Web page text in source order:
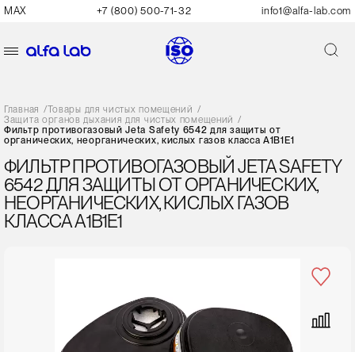
MAX +7 (800) 500-71-32 info1@alfa-lab.com
Главная /Товары для чистых помещений /
Защита органов дыхания для чистых помещений /
Фильтр противогазовый Jeta Safety 6542 для защиты от
органических, неорганических, кислых газов класса А1В1Е1
ФИЛЬТР ПРОТИВОГАЗОВЫЙ JETA SAFETY
6542 ДЛЯ ЗАЩИТЫ ОТ ОРГАНИЧЕСКИХ,
НЕОРГАНИЧЕСКИХ, КИСЛЫХ ГАЗОВ
КЛАССА А1В1Е1